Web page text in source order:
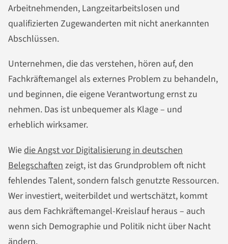
Arbeitnehmenden, Langzeitarbeitslosen und
qualifizierten Zugewanderten mit nicht anerkannten
Abschlüssen.
Unternehmen, die das verstehen, hören auf, den
Fachkräftemangel als externes Problem zu behandeln,
und beginnen, die eigene Verantwortung ernst zu
nehmen. Das ist unbequemer als Klage – und
erheblich wirksamer.
Wiedie Angst vor Digitalisierung in deutschen
Belegschaftenzeigt, ist das Grundproblem oft nicht
fehlendes Talent, sondern falsch genutzte Ressourcen.
Wer investiert, weiterbildet und wertschätzt, kommt
aus dem Fachkräftemangel-Kreislauf heraus – auch
wenn sich Demographie und Politik nicht über Nacht